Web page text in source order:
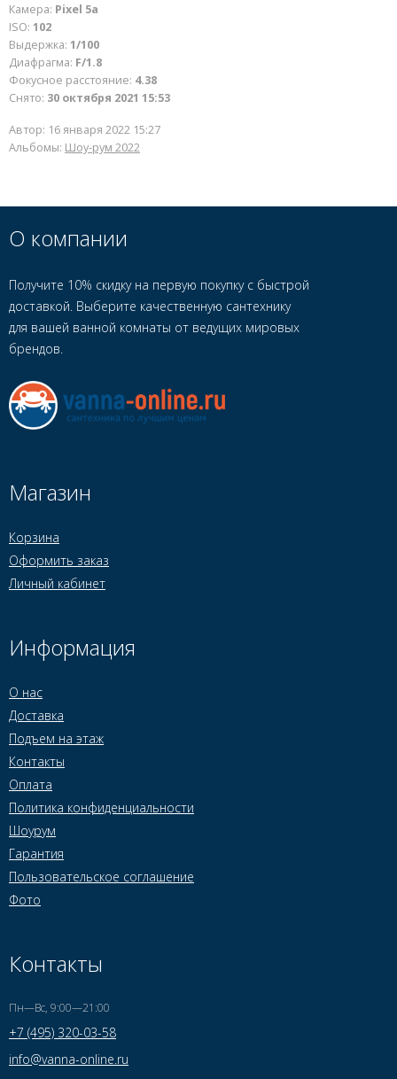
Камера: Pixel 5a
ISO: 102
Выдержка: 1/100
Диафрагма: F/1.8
Фокусное расстояние: 4.38
Снято: 30 октября 2021 15:53
Автор: 16 января 2022 15:27
Альбомы: Шоу-рум 2022
О компании
Получите 10% скидку на первую покупку с быстрой
доставкой. Выберите качественную сантехнику
для вашей ванной комнаты от ведущих мировых
брендов.
Магазин
Корзина
Оформить заказ
Личный кабинет
Информация
О нас
Доставка
Подъем на этаж
Контакты
Оплата
Политика конфиденциальности
Шоурум
Гарантия
Пользовательское соглашение
Фото
Контакты
Пн—Вс, 9:00—21:00
+7 (495) 320-03-58
info@vanna-online.ru